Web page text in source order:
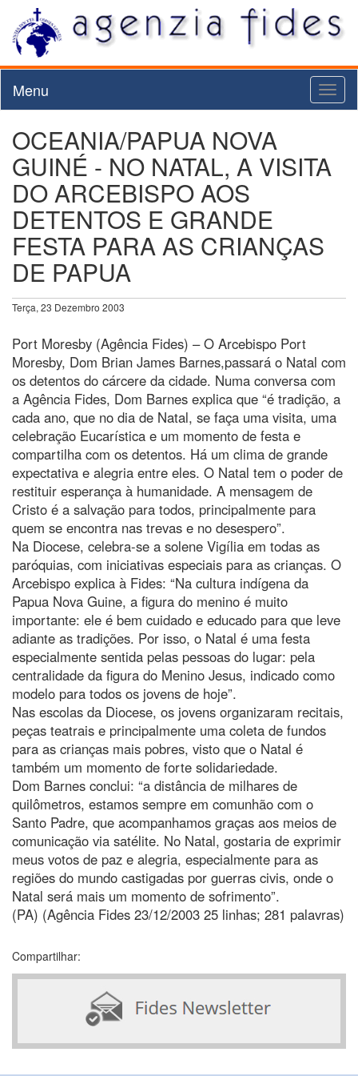
Menu
OCEANIA/PAPUA NOVA
GUINÉ - NO NATAL, A VISITA
DO ARCEBISPO AOS
DETENTOS E GRANDE
FESTA PARA AS CRIANÇAS
DE PAPUA
Terça, 23 Dezembro 2003
Port Moresby (Agência Fides) – O Arcebispo Port
Moresby, Dom Brian James Barnes,passará o Natal com
os detentos do cárcere da cidade. Numa conversa com
a Agência Fides, Dom Barnes explica que “é tradição, a
cada ano, que no dia de Natal, se faça uma visita, uma
celebração Eucarística e um momento de festa e
compartilha com os detentos. Há um clima de grande
expectativa e alegria entre eles. O Natal tem o poder de
restituir esperança à humanidade. A mensagem de
Cristo é a salvação para todos, principalmente para
quem se encontra nas trevas e no desespero”.
Na Diocese, celebra-se a solene Vigília em todas as
paróquias, com iniciativas especiais para as crianças. O
Arcebispo explica à Fides: “Na cultura indígena da
Papua Nova Guine, a figura do menino é muito
importante: ele é bem cuidado e educado para que leve
adiante as tradições. Por isso, o Natal é uma festa
especialmente sentida pelas pessoas do lugar: pela
centralidade da figura do Menino Jesus, indicado como
modelo para todos os jovens de hoje”.
Nas escolas da Diocese, os jovens organizaram recitais,
peças teatrais e principalmente uma coleta de fundos
para as crianças mais pobres, visto que o Natal é
também um momento de forte solidariedade.
Dom Barnes conclui: “a distância de milhares de
quilômetros, estamos sempre em comunhão com o
Santo Padre, que acompanhamos graças aos meios de
comunicação via satélite. No Natal, gostaria de exprimir
meus votos de paz e alegria, especialmente para as
regiões do mundo castigadas por guerras civis, onde o
Natal será mais um momento de sofrimento”.
(PA) (Agência Fides 23/12/2003 25 linhas; 281 palavras)
Compartilhar: